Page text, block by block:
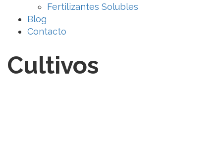
Fertilizantes Solubles
Blog
Contacto
Cultivos